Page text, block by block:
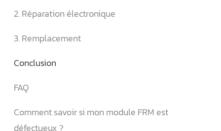
2. Réparation électronique
3. Remplacement
Conclusion
FAQ
Comment savoir si mon module FRM est
défectueux ?